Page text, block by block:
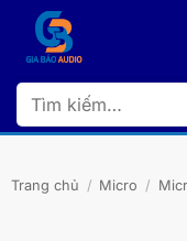
dung
Tìm
kiếm:
Trang chủ / Micro /